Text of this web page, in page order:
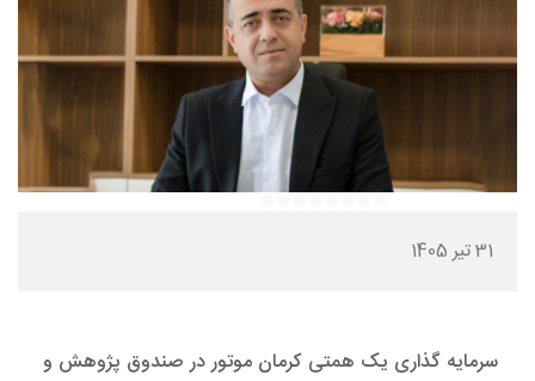
31 تیر 1405
سرمایه گذاری یک همتی کرمان موتور در صندوق پژوهش و